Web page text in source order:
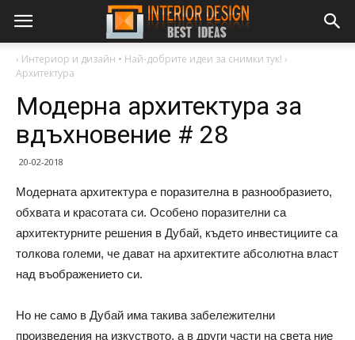
› Интериор и дизайн • Най-добрите идеи за снимки тук! ›
Архитектура
Модерна архитектура за
вдъхновение # 28
20-02-2018
Модерната архитектура е поразителна в разнообразието,
обхвата и красотата си. Особено поразителни са
архитектурните решения в Дубай, където инвестициите са
толкова големи, че дават на архитектите абсолютна власт
над въображението си.
Но не само в Дубай има такива забележителни
произведения на изкуството, а в други части на света ние